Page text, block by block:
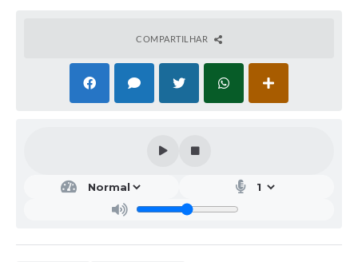
COMPARTILHAR